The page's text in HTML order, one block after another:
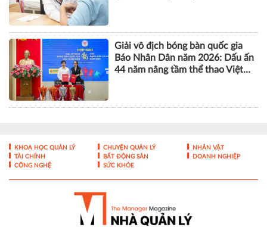
Giải vô địch bóng bàn quốc gia
Báo Nhân Dân năm 2026: Dấu ấn
44 năm nâng tầm thể thao Việt
KHOA HỌC QUẢN LÝ CHUYỆN QUẢN LÝ
NHÂN VẬT
TÀI CHÍNH
BẤT ĐỘNG SẢN
DOANH NGHIỆP
CÔNG NGHỆ
SỨC KHỎE